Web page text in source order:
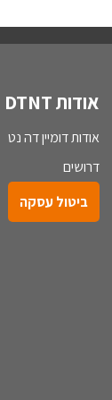
אודות DTNT
אודות דומיין דה נט
דרושים
ביטול עסקה